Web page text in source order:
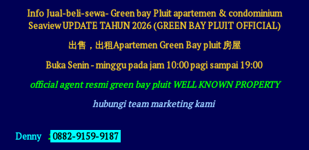
Info Jual-beli-sewa- Green bay Pluit apartemen & condominium
Seaview UPDATE TAHUN 2026 (GREEN BAY PLUIT OFFICIAL)
出售，出租Apartemen Green Bay pluit 房屋
Buka Senin - minggu pada jam 10:00 pagi sampai 19:00
official agent resmi green bay pluit WELL KNOWN PROPERTY
hubungi team marketing kami
Denny :0882-9159-9187